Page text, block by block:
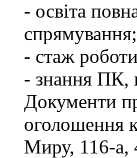
- освіта
спрямування;
- стаж
- знання
Документи
оголошення
Миру, 116-а,